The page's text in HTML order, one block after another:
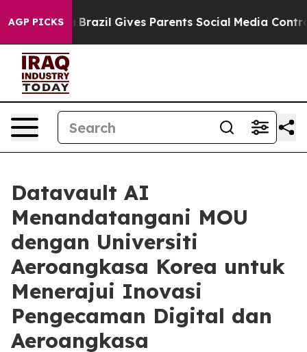
AGP PICKS
Brazil Gives Parents Social Media Controls for
Datavault AI
Menandatangani MOU
dengan Universiti
Aeroangkasa Korea untuk
Menerajui Inovasi
Pengecaman Digital dan
Aeroangkasa